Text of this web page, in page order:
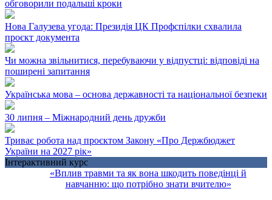
обговорили подальші кроки
Нова Галузева угода: Президія ЦК Профспілки схвалила
проєкт документа
Чи можна звільнитися, перебуваючи у відпустці: відповіді на
поширені запитання
Українська мова – основа державності та національної безпеки
30 липня – Міжнародний день дружби
Триває робота над проєктом Закону «Про Держбюджет
України на 2027 рік»
Інтерактивний курс
«Вплив травми та як вона шкодить поведінці й
навчанню: що потрібно знати вчителю»